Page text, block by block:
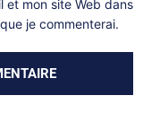
et mon site Web dans
je commenterai.